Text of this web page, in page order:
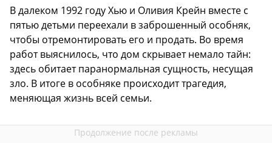
В далеком 1992 году Хью и Оливия Крейн вместе с
пятью детьми переехали в заброшенный особняк,
чтобы отремонтировать его и продать. Во время
работ выяснилось, что дом скрывает немало тайн:
здесь обитает паранормальная сущность, несущая
зло. В итоге в особняке происходит трагедия,
меняющая жизнь всей семьи.